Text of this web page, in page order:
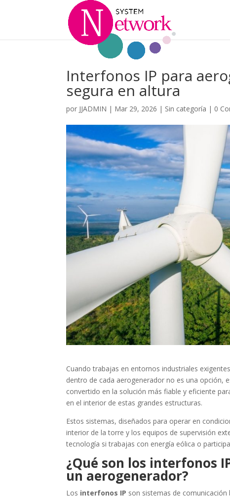
Interfonos IP para
segura en altura
por JJADMIN | Mar 29, 2026 | Sin categoría | 0
Cuando trabajas en entornos industriales
dentro de cada aerogenerador no es una opción,
convertido en la solución más fiable y eficiente
en el interior de estas grandes estructuras.
Estos sistemas, diseñados para operar en
interior de la torre y los equipos de supervisión
tecnología si trabajas con energía eólica o
¿Qué son los interfonos
un aerogenerador?
Los interfonos IP son sistemas de